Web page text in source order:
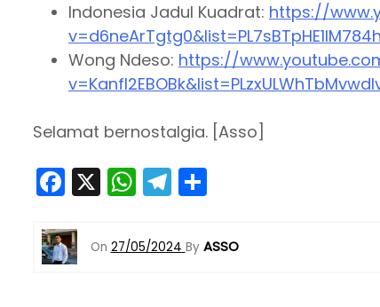
Indonesia Jadul Kuadrat: https://
Wong Ndeso: https://
Selamat bernostalgia. [Asso]
F
a
c
e
X W
h
a
ts
T
el
e
gr
ar
On 27/05/2024 By ASSO